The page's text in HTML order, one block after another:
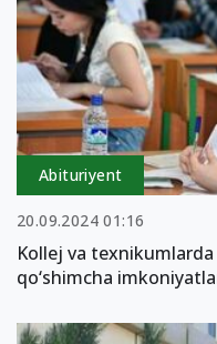
Abituriyent
20.09.2024 01:16
Kollej va
qo‘shimcha